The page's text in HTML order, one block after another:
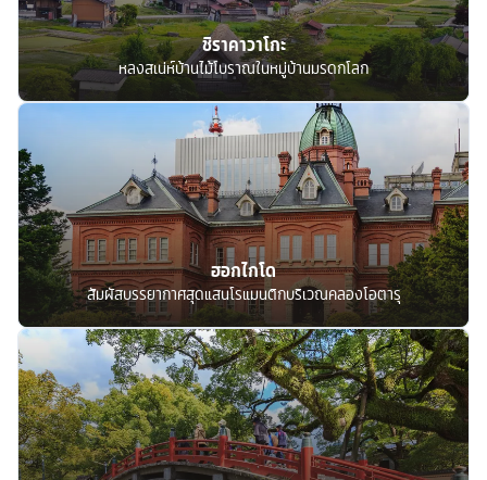
ชิราคาวาโกะ
หลงสเน่ห์บ้านไม้โบราณในหมู่บ้านมรดกโลก
ฮอกไกโด
สัมผัสบรรยากาศสุดแสนโรแมนติกบริเวณคลองโอตารุ